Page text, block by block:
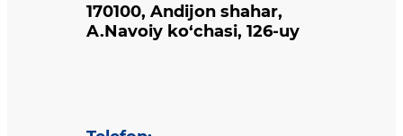
170100, Andijon shahar,
A.Navoiy ko‘chasi, 126-uy